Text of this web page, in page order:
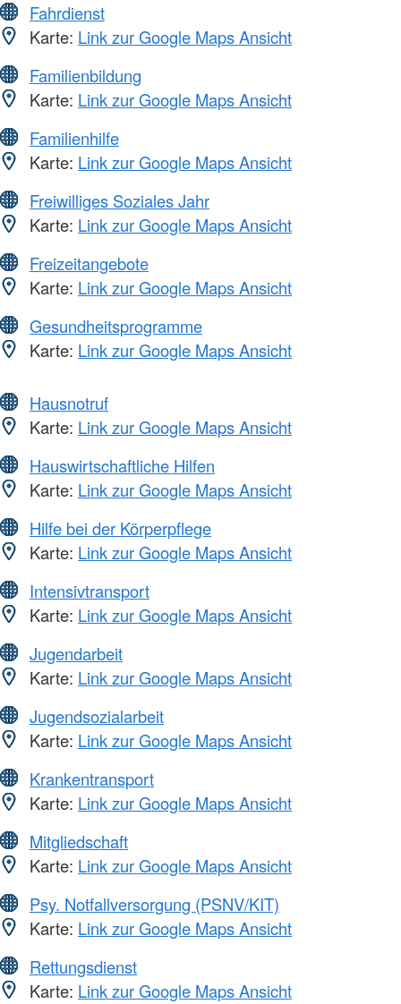
Fahrdienst
Karte: Link zur Google Maps Ansicht
Familienbildung
Karte: Link zur Google Maps Ansicht
Familienhilfe
Karte: Link zur Google Maps Ansicht
Freiwilliges Soziales Jahr
Karte: Link zur Google Maps Ansicht
Freizeitangebote
Karte: Link zur Google Maps Ansicht
Gesundheitsprogramme
Karte: Link zur Google Maps Ansicht
Hausnotruf
Karte: Link zur Google Maps Ansicht
Hauswirtschaftliche Hilfen
Karte: Link zur Google Maps Ansicht
Hilfe bei der Körperpflege
Karte: Link zur Google Maps Ansicht
Intensivtransport
Karte: Link zur Google Maps Ansicht
Jugendarbeit
Karte: Link zur Google Maps Ansicht
Jugendsozialarbeit
Karte: Link zur Google Maps Ansicht
Krankentransport
Karte: Link zur Google Maps Ansicht
Mitgliedschaft
Karte: Link zur Google Maps Ansicht
Psy. Notfallversorgung (PSNV/KIT)
Karte: Link zur Google Maps Ansicht
Rettungsdienst
Karte: Link zur Google Maps Ansicht